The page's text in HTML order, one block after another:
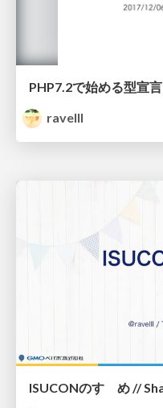
ravelll
ISUCONのすゝめ //